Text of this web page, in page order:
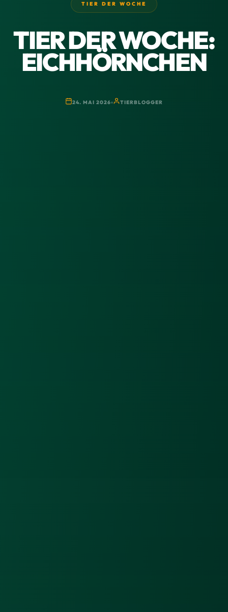
TIER DER WOCHE
TIER DER WOCHE:
EICHHÖRNCHEN
24. MAI 2026 TIERBLOGGER